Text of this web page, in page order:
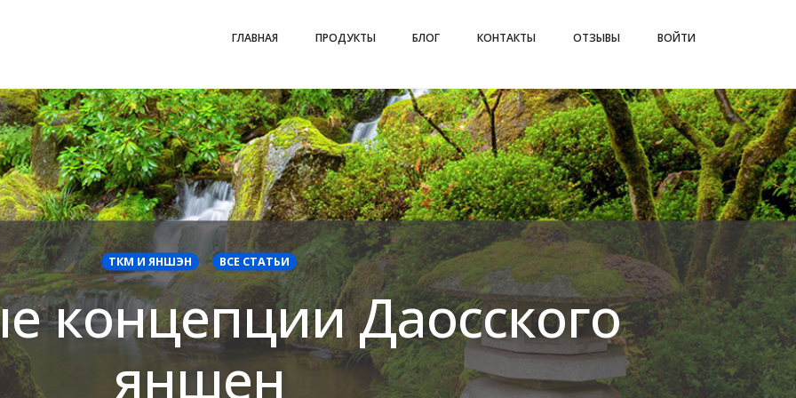
ГЛАВНАЯ ПРОДУКТЫ БЛОГ КОНТАКТЫ ОТЗЫВЫ ВОЙТИ
ТКМ И ЯНШЭН ВСЕ СТАТЬИ
концепции Даосского
яншен